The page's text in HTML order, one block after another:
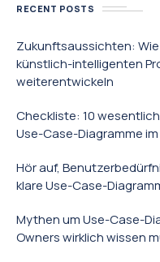
RECENT POSTS
Zukunftsaussichten:
künstlich-intelligenten
weiterentwickeln
Checkliste: 10
Use-Case-Diagramme
Hör auf,
klare Use-Case-
Mythen um Use-Case-
Owners wirklich wissen